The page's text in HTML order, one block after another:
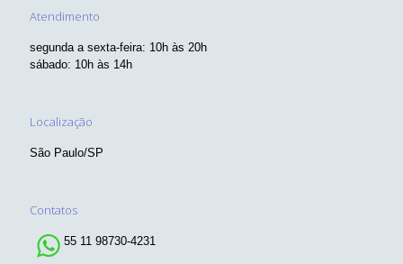
Atendimento
segunda a sexta-feira: 10h às 20h
sábado: 10h às 14h
Localização
São Paulo/SP
Contatos
55 11 98730-4231